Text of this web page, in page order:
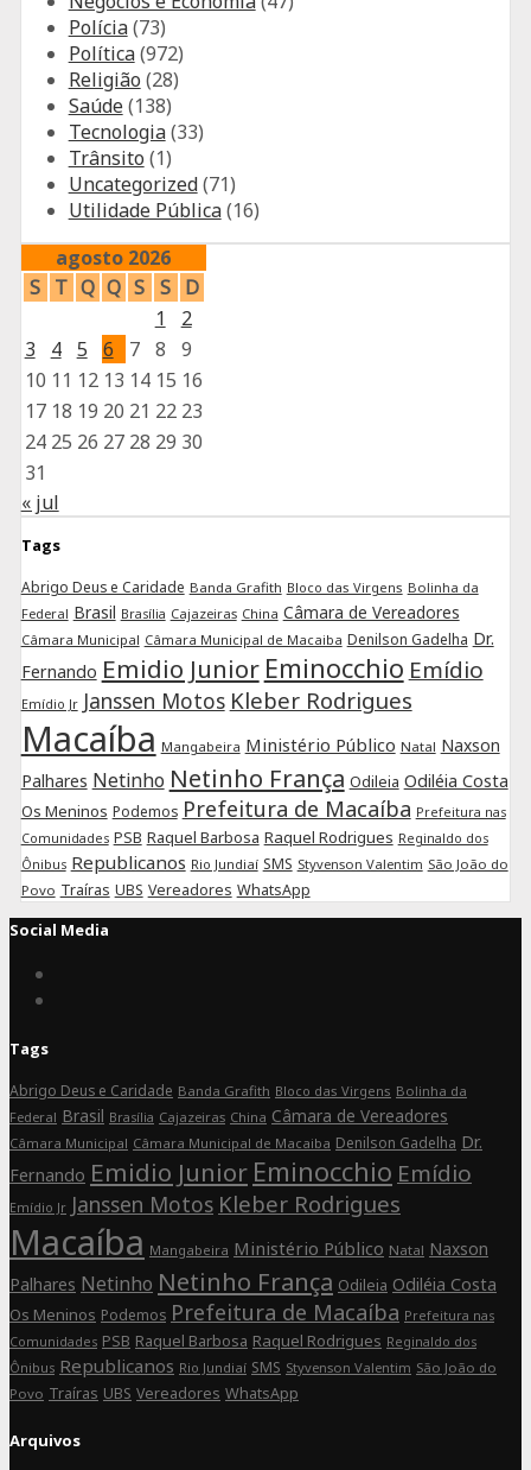
Polícia(73)
Política(972)
Religião (28)
Saúde(138)
Tecnologia(33)
Trânsito (1)
Uncategorized(71)
Utilidade Pública(16)
agosto 2026
S T Q Q S S D
1
2
3
4 5 6 7 8
9
10 11 12 13 14 15 16
17 18 19 20 21 22 23
24 25 26 27 28 29 30
31
« jul
Tags
Abrigo Deus e Caridade Banda Grafith Bloco das Virgens Bolinha da
Federal Brasil Brasília Cajazeiras China Câmara de Vereadores
Câmara Municipal Câmara Municipal de Macaiba Denilson Gadelha Dr.
Fernando Emidio Junior Eminocchio Emídio
Emídio Jr Janssen Motos Kleber Rodrigues
Macaíba Mangabeira Ministério Público Natal Naxson
Palhares Netinho Netinho França Odileia Odiléia Costa
Os Meninos Podemos Prefeitura de Macaíba Prefeitura nas
Comunidades PSB Raquel Barbosa Raquel Rodrigues Reginaldo dos
Ônibus Republicanos Rio Jundiaí SMS Styvenson Valentim São João do
Povo Traíras UBS Vereadores WhatsApp
Social Media
Tags
Abrigo Deus e Caridade Banda Grafith Bloco das Virgens Bolinha da
Federal Brasil Brasília Cajazeiras China Câmara de Vereadores
Câmara Municipal Câmara Municipal de Macaiba Denilson Gadelha Dr.
Fernando Emidio Junior Eminocchio Emídio
Emídio Jr Janssen Motos Kleber Rodrigues
Macaíba Mangabeira Ministério Público Natal Naxson
Palhares Netinho Netinho França Odileia Odiléia Costa
Os Meninos Podemos Prefeitura de Macaíba Prefeitura nas
Comunidades PSB Raquel Barbosa Raquel Rodrigues Reginaldo dos
Ônibus Republicanos Rio Jundiaí SMS Styvenson Valentim São João do
Povo Traíras UBS Vereadores WhatsApp
Arquivos